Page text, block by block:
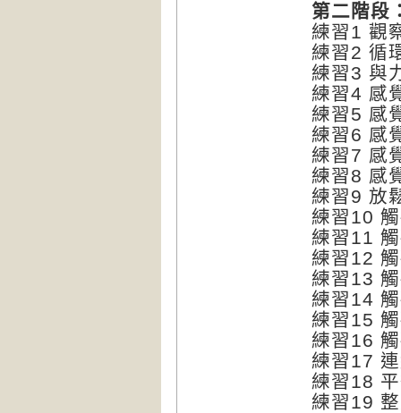
第二階段
練習1 觀
練習2 循
練習3 與
練習4 感
練習5 感
練習6 感
練習7 感
練習8 感
練習9 放
練習10
練習11
練習12
練習13
練習14
練習15
練習16
練習17
練習18
練習19